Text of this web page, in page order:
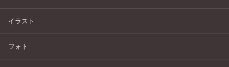
イラスト
フォト